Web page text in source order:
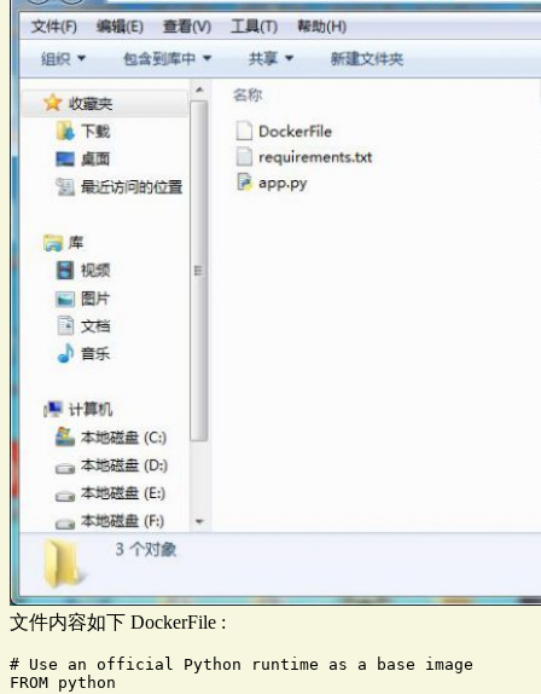
文件内容如下 DockerFile :
# Use an official Python runtime as a base image
FROM python